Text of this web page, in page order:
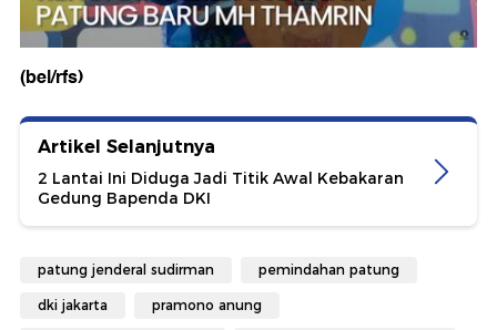
(bel/rfs)
Artikel Selanjutnya
2 Lantai Ini Diduga Jadi Titik Awal Kebakaran
Gedung Bapenda DKI
patung jenderal sudirman pemindahan patung
dki jakarta pramono anung